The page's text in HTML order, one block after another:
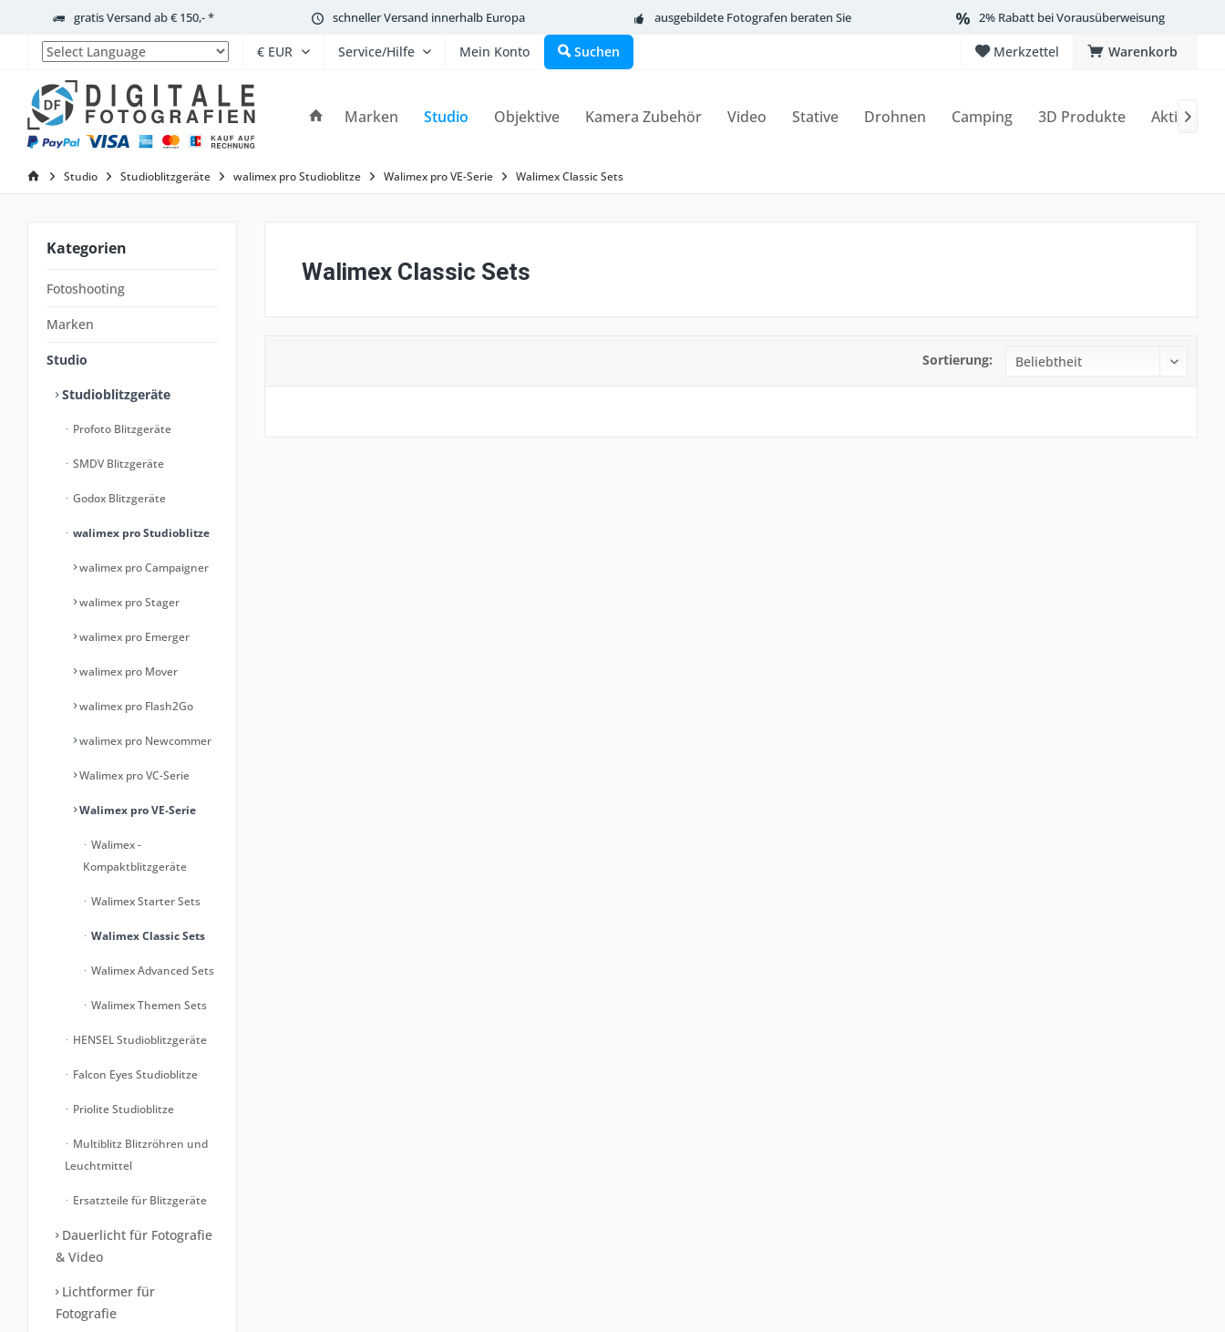
gratis Versand ab € 150,- * schneller Versand innerhalb Europa ausgebildete Fotografen beraten Sie 2% Rabatt bei Vorausüberweisung
Powered by
Warenkorb
Merkzettel
Service/Hilfe Mein Konto Suchen
Marken Studio Objektive Kamera Zubehör Video Stative Drohnen Camping 3D Produkte Aktionen

Studio Studioblitzgeräte walimex pro Studioblitze Walimex pro VE-Serie Walimex Classic Sets
Kategorien
Fotoshooting
Marken
Studio
Studioblitzgeräte
Profoto Blitzgeräte
SMDV Blitzgeräte
Godox Blitzgeräte
walimex pro Studioblitze
walimex pro Campaigner
walimex pro Stager
walimex pro Emerger
walimex pro Mover
walimex pro Flash2Go
walimex pro Newcommer
Walimex pro VC-Serie
Walimex pro VE-Serie
Walimex -
Kompaktblitzgeräte
Walimex Starter Sets
Walimex Classic Sets
Walimex Advanced Sets
Walimex Themen Sets
HENSEL Studioblitzgeräte
Falcon Eyes Studioblitze
Priolite Studioblitze
Multiblitz Blitzröhren und
Leuchtmittel
Ersatzteile für Blitzgeräte
Dauerlicht für Fotografie
& Video
Lichtformer für
Fotografie
Walimex Classic Sets
Sortierung: